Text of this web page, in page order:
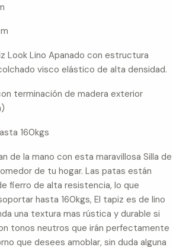
Look Lino Apanado con estructura
visco elástico de alta densidad.
terminación de madera exterior
160kgs
de la mano con esta maravillosa Silla de
de tu hogar. Las patas están
fierro de alta resistencia, lo que
hasta 160kgs, El tapiz es de lino
una textura mas rústica y durable si
tonos neutros que irán perfectamente
que desees amoblar, sin duda alguna